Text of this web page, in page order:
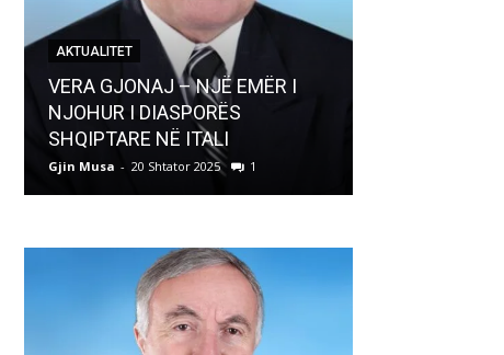
AKTUALITET
VERA GJONAJ – NJË EMËR I
NJOHUR I DIASPORËS
SHQIPTARE NË ITALI
Gjin Musa - 20 Shtator 2025 1